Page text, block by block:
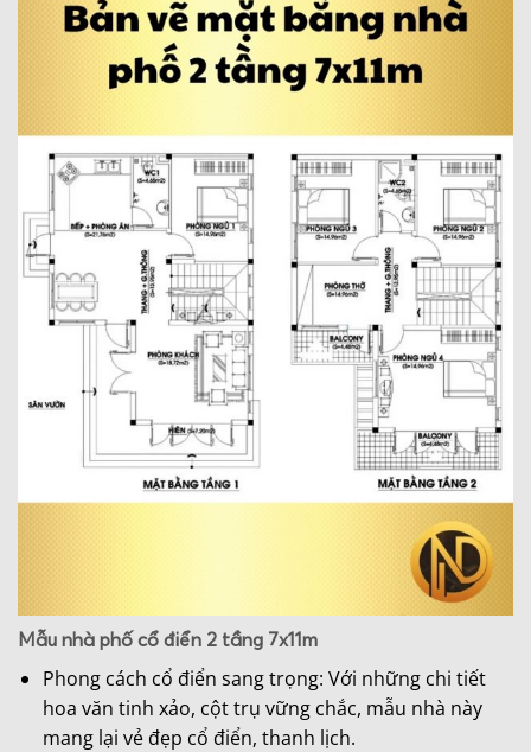
Mẫu nhà phố cổ điển 2 tầng 7x11m
Phong cách cổ điển sang trọng: Với những chi tiết
hoa văn tinh xảo, cột trụ vững chắc, mẫu nhà này
mang lại vẻ đẹp cổ điển, thanh lịch.